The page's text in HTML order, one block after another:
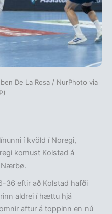
De La Rosa / NurPhoto via
í kvöld í Noregi,
komust Kolstad á
Nærbø.
36 eftir að Kolstad hafði
aldrei í hættu hjá
aftur á toppinn en nú